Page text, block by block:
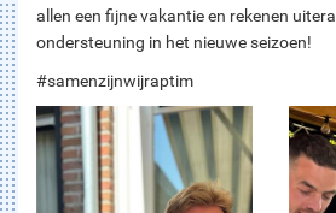
allen een fijne vakantie en rekenen
ondersteuning in het nieuwe seizoen!
#samenzijnwijraptim